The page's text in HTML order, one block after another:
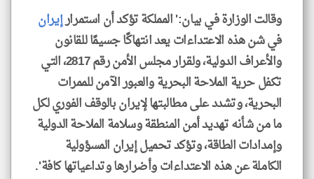
وقالت الوزارة في بيان:' المملكة تؤكد أن استمرارإيران
في شن هذه الاعتداءات يعد انتهاكًا جسيمًا للقانون
والأعراف الدولية، ولقرار مجلس الأمن رقم 2817، التي
تكفل حرية الملاحة البحرية والعبور الآمن للممرات
البحرية، وتشدد على مطالبتها لإيران بالوقف الفوري لكل
ما من شأنه تهديد أمن المنطقة وسلامة الملاحة الدولية
وإمدادات الطاقة، وتؤكد تحميل إيران المسؤولية
الكاملة عن هذه الاعتداءات وأضرارها وتداعياتها كافة'.